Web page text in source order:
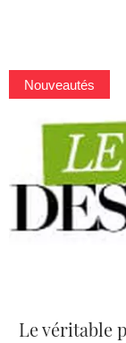
Nouveautés
Le véritable